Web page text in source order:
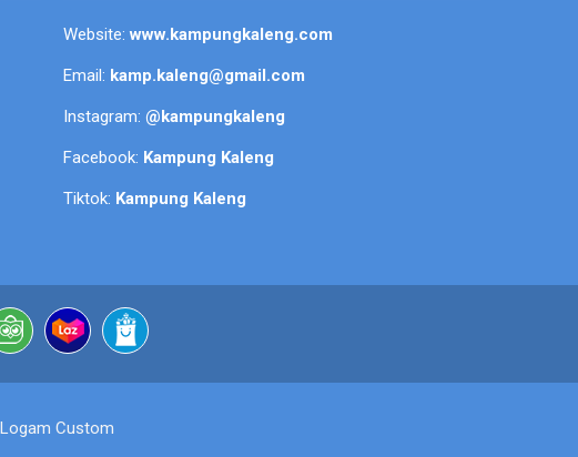
Website:www.kampungkaleng.com
Email: kamp.kaleng@gmail.com
Instagram:@kampungkaleng
Facebook: Kampung Kaleng
Tiktok: Kampung Kaleng
Custom